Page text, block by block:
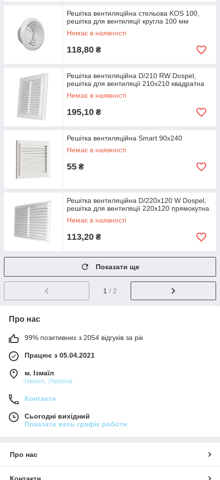
Решітка вентиляційна стельова KOS 100,
решітка для вентиляції кругла 100 мм
Немає в наявності
118,80 ₴
Решітка вентиляційна D/210 RW Dospel,
решітка для вентиляції 210х210 квадратна
Немає в наявності
195,10 ₴
Решітка вентиляційна Smart 90х240
Немає в наявності
55 ₴
Решітка вентиляційна D/220х120 W Dospel,
решітка для вентиляції 220х120 прямокутна
Немає в наявності
113,20 ₴
Показати ще
1 / 2
Про нас
99% позитивних з 2054 відгуків за рік
Працює з 05.04.2021
м. Ізмаїл
Ізмаїл, Україна
Контакти
Сьогодні вихідний
Показати весь графік роботи
Про нас